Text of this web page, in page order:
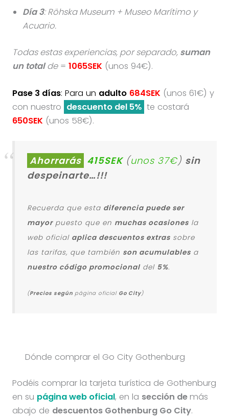
Día 3: Röhska Museum + Museo Marítimo y
Acuario.
Todas estas experiencias, por separado, suman
un totalde= 1065SEK(unos 94€).
Pase 3 días: Para un adulto 684SEK(unos 61€) y
con nuestro descuento del 5% te costará
650SEK(unos 58€).
Ahorrarás 415SEK(unos 37€) sin
despeinarte…!!!
Recuerda que esta diferencia puede ser
mayorpuesto que en muchas ocasionesla
web oficial aplica descuentos extrassobre
las tarifas, que también son acumulablesa
nuestro código promocionaldel 5%.
(Precios según página oficial Go City)
Dónde comprar el Go City Gothenburg
Podéis comprar la tarjeta turística de Gothenburg
en su página web oficial, en la sección de más
abajo de descuentos Gothenburg Go City.